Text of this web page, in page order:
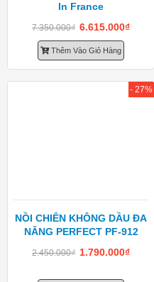
In France
7.350.000₫ 6.615.000₫
Thêm Vào Giỏ Hàng
NỒI CHIÊN KHÔNG DẦU ĐA
NĂNG PERFECT PF-912
2.450.000₫ 1.790.000₫
- 27%